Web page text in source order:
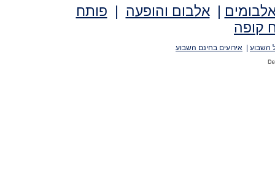
|אלבום והופעה | פותח
קופה
השבוע אירועים בחינם השבוע